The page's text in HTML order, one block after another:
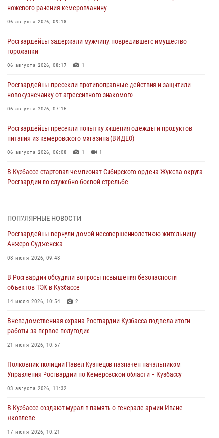
ножевого ранения кемеровчанину
06 августа 2026, 09:18
Росгвардейцы задержали мужчину, повредившего имущество
горожанки
06 августа 2026, 08:17 1
Росгвардейцы пресекли противоправные действия и защитили
новокузнечанку от агрессивного знакомого
06 августа 2026, 07:16
Росгвардейцы пресекли попытку хищения одежды и продуктов
питания из кемеровского магазина (ВИДЕО)
06 августа 2026, 06:08 1 1
В Кузбассе стартовал чемпионат Сибирского ордена Жукова округа
Росгвардии по служебно-боевой стрельбе
Росгвардейцы задержали в Кемерове дебошира, устроившего
05 августа 2026, 09:30
Росгвардейцы задержали участника драки, причинившего побои
05 августа 2026, 08:50
Росгвардейцы пресекли нарушение общественного порядка на
Росгвардейцы в Юрге пресекли попытку проникновения на
ПОПУЛЯРНЫЕ НОВОСТИ
Росгвардейцы вернули домой несовершеннолетнюю жительницу
Анжеро-Судженска
08 июля 2026, 09:48
В Росгвардии обсудили вопросы повышения безопасности
объектов ТЭК в Кузбассе
14 июля 2026, 10:54 2
Вневедомственная охрана Росгвардии Кузбасса подвела итоги
работы за первое полугодие
21 июля 2026, 10:57
Полковник полиции Павел Кузнецов назначен начальником
Управления Росгвардии по Кемеровской области – Кузбассу
03 августа 2026, 11:32
В Кузбассе создают мурал в память о генерале армии Иване
Яковлеве
17 июля 2026, 10:21